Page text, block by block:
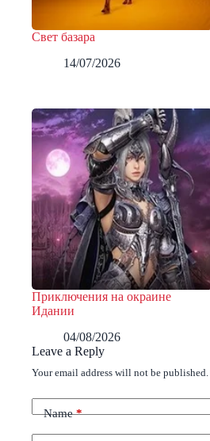
Свет базара
14/07/2026
Приключения на окраине
Идании
04/08/2026
Leave a Reply
Your email address will not be published.
Name*